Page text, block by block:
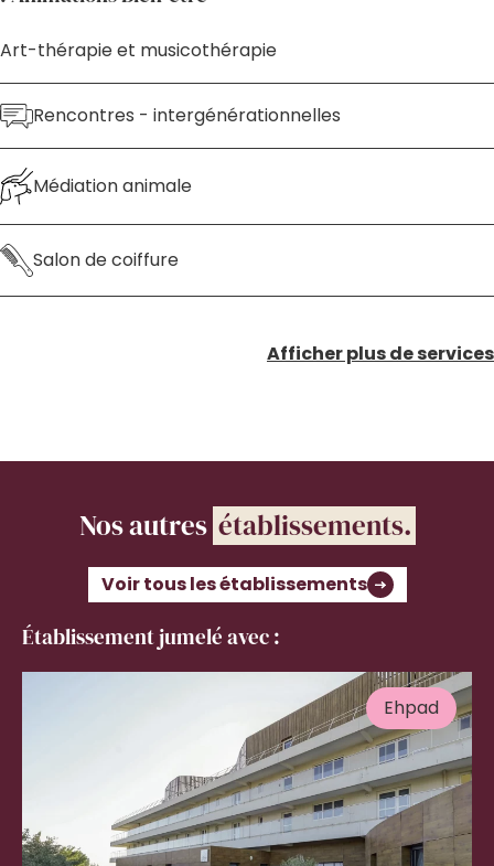
Art-thérapie et musicothérapie
Rencontres - intergénérationnelles
Médiation animale
Salon de coiffure
Afficher plus de services
Nos autres établissements.
Voir tous les établissements
Établissement jumelé avec :
Ehpad